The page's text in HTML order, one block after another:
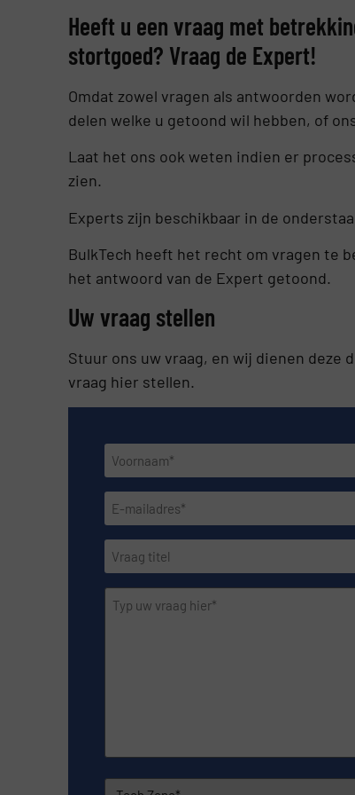
Heeft u een vraag met
stortgoed? Vraag de Expert!
Omdat zowel vragen als antwoorden
delen welke u getoond wil hebben, of
Laat het ons ook weten indien er
zien.
Experts zijn beschikbaar in de
BulkTech heeft het recht om vragen te
het antwoord van de Expert getoond.
Uw vraag stellen
Stuur ons uw vraag, en wij dienen
vraag hier stellen.
Naam
E-
mailadres*
Vraag
titel